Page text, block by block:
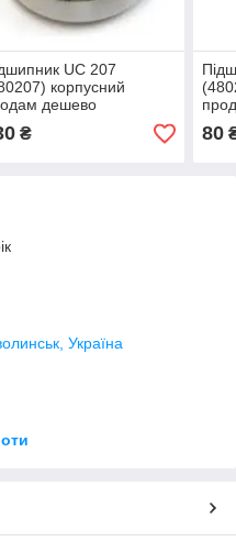
UC 207
корпусний
дешево
₴ 80
Україна